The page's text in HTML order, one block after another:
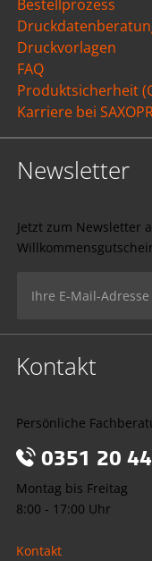
Bestellprozess
Druckvorlagen
FAQ
Produktsicherheit
Karriere bei
Newsletter
Jetzt zum Newsletter
Kontakt
Persönliche
0351 20
Montag bis Freitag
8:00 - 17:00 Uhr
Kontakt